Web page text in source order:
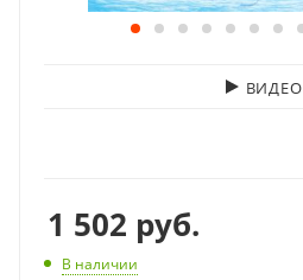
ВИДЕО
1 502 руб.
В наличии